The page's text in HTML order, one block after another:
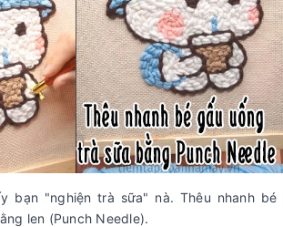
bạn "nghiện trà sữa" nà. Thêu nhanh bé
len (Punch Needle).